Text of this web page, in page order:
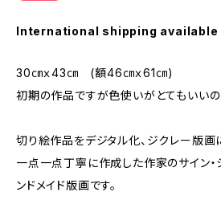
International shipping available
30㎝ｘ43㎝ (額46㎝ｘ61㎝)
初期の作品ですが色使いがとてもいいの
切り絵作品をデジタル化、ジクレー版画
一点一点丁寧に作成した作家のサイン・
ンドメイド版画です。